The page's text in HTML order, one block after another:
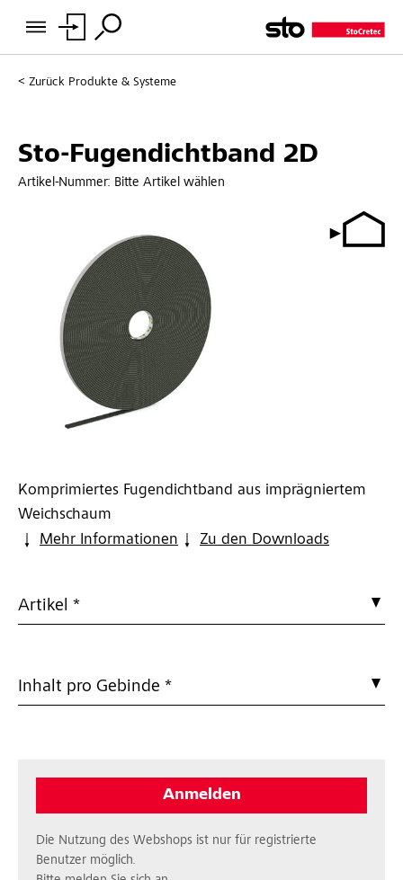
Zurück Produkte & Systeme
Sto-Fugendichtband 2D
Artikel-Nummer: Bitte Artikel wählen
Komprimiertes Fugendichtband aus imprägniertem
Weichschaum
Mehr Informationen
Zu den Downloads
Artikel *
Inhalt pro Gebinde *
Anmelden
Die Nutzung des Webshops ist nur für registrierte
Benutzer möglich.